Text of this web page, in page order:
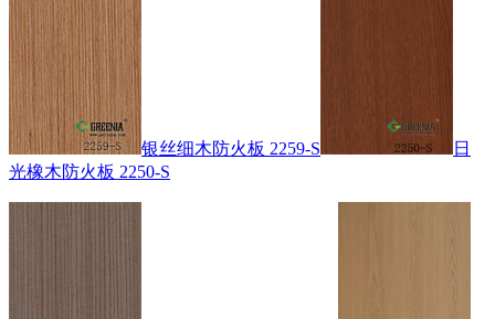
银丝细木防火板 2259-S
日
光橡木防火板 2250-S